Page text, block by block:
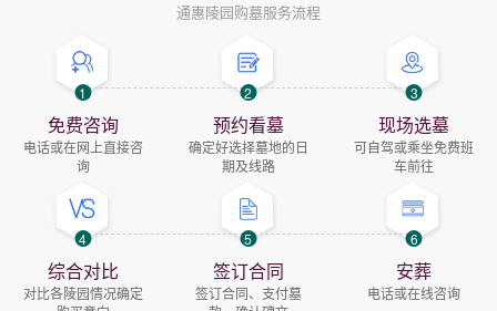
通惠陵园购墓服务流程
1
免费咨询
电话或在网上直接咨
询
2
预约看墓
确定好选择墓地的日
期及线路
3
现场选墓
可自驾或乘坐免费班
车前往
4
综合对比
对比各陵园情况确定
5
签订合同
签订合同、支付墓
6
安葬
电话或在线咨询